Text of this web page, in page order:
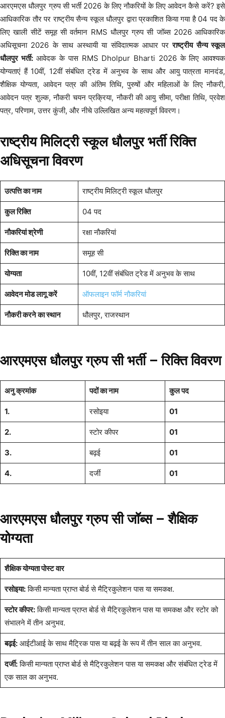
आरएमएस धौलपुर ग्रुप सी भर्ती 2026 के लिए नौकरियों के लिए आवेदन कैसे करें? इसे
आधिकारिक तौर पर राष्ट्रीय सैन्य स्कूल धौलपुर द्वारा प्रकाशित किया गया है 04 पद के
लिए खाली सीटें समूह सी वर्तमान RMS धौलपुर ग्रुप सी जॉब्स 2026 आधिकारिक
अधिसूचना 2026 के साथ अस्थायी या संविदात्मक आधार परराष्ट्रीय सैन्य स्कूल
धौलपुर भर्ती:आवेदक के पास RMS Dholpur Bharti 2026 के लिए आवश्यक
योग्यताएं हैं 10वीं, 12वीं संबंधित ट्रेड में अनुभव के साथ और आयु पात्रता मानदंड,
शैक्षिक योग्यता, आवेदन पत्र की अंतिम तिथि, पुरुषों और महिलाओं के लिए नौकरी,
आवेदन पत्र शुल्क, नौकरी चयन प्रक्रिया, नौकरी की आयु सीमा, परीक्षा तिथि, प्रवेश
पत्र, परिणाम, उत्तर कुंजी, और नीचे उल्लिखित अन्य महत्वपूर्ण विवरण।
राष्ट्रीय मिलिट्री स्कूल धौलपुर भर्ती रिक्ति
अधिसूचना विवरण
उत्पत्ति का नाम राष्ट्रीय मिलिट्री स्कूल धौलपुर
कुल रिक्ति 04 पद
नौकरियां श्रेणी रक्षा नौकरियां
रिक्ति का नाम समूह सी
योग्यता 10वीं, 12वीं संबंधित ट्रेड में अनुभव के साथ
आवेदन मोड लागू करें ऑफलाइन फॉर्म नौकरियां
नौकरी करने का स्थान धौलपुर, राजस्थान
आरएमएस धौलपुर ग्रुप सी भर्ती –रिक्तिविवरण
अनु क्रमांक पदों का नाम कुल पद
1. रसोइया 01
2. स्टोर कीपर 01
3. बढ़ई 01
4. दर्जी 01
आरएमएस धौलपुर ग्रुप सी जॉब्स –शैक्षिक
योग्यता
शैक्षिक योग्यता पोस्ट वार
रसोइया:किसी मान्यता प्राप्त बोर्ड से मैट्रिकुलेशन पास या समकक्ष.
स्टोर कीपर:किसी मान्यता प्राप्त बोर्ड से मैट्रिकुलेशन पास या समकक्ष और स्टोर को
संभालने में तीन अनुभव.
बढ़ई:आईटीआई के साथ मैट्रिक पास या बढ़ई के रूप में तीन साल का अनुभव.
दर्जी:किसी मान्यता प्राप्त बोर्ड से मैट्रिकुलेशन पास या समकक्ष और संबंधित ट्रेड में
एक साल का अनुभव.